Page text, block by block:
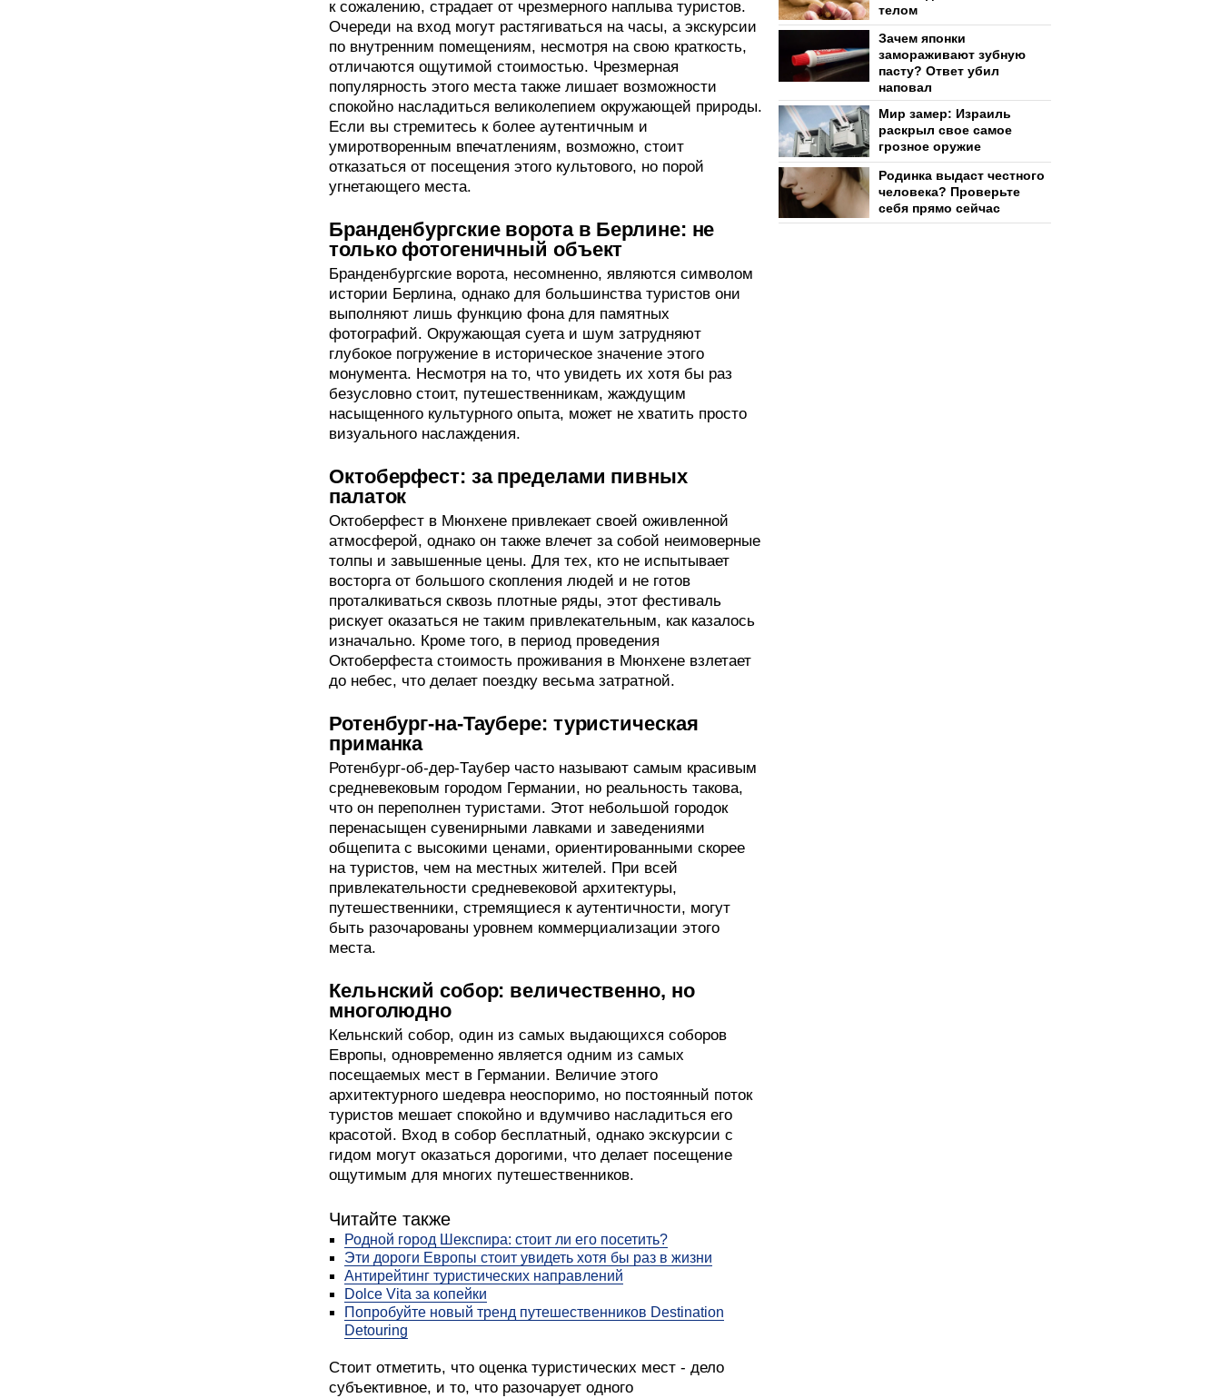
к сожалению, страдает от чрезмерного наплыва туристов.
Очереди на вход могут растягиваться на часы, а экскурсии
по внутренним помещениям, несмотря на свою краткость,
отличаются ощутимой стоимостью. Чрезмерная
популярность этого места также лишает возможности
спокойно насладиться великолепием окружающей природы.
Если вы стремитесь к более аутентичным и
умиротворенным впечатлениям, возможно, стоит
отказаться от посещения этого культового, но порой
угнетающего места.
Бранденбургские ворота в Берлине: не
только фотогеничный объект
Бранденбургские ворота, несомненно, являются символом
истории Берлина, однако для большинства туристов они
выполняют лишь функцию фона для памятных
фотографий. Окружающая суета и шум затрудняют
глубокое погружение в историческое значение этого
монумента. Несмотря на то, что увидеть их хотя бы раз
безусловно стоит, путешественникам, жаждущим
насыщенного культурного опыта, может не хватить просто
визуального наслаждения.
Октоберфест: за пределами пивных
палаток
Октоберфест в Мюнхене привлекает своей оживленной
атмосферой, однако он также влечет за собой неимоверные
толпы и завышенные цены. Для тех, кто не испытывает
восторга от большого скопления людей и не готов
проталкиваться сквозь плотные ряды, этот фестиваль
рискует оказаться не таким привлекательным, как казалось
изначально. Кроме того, в период проведения
Октоберфеста стоимость проживания в Мюнхене взлетает
до небес, что делает поездку весьма затратной.
Ротенбург-на-Таубере: туристическая
приманка
Ротенбург-об-дер-Таубер часто называют самым красивым
средневековым городом Германии, но реальность такова,
что он переполнен туристами. Этот небольшой городок
перенасыщен сувенирными лавками и заведениями
общепита с высокими ценами, ориентированными скорее
на туристов, чем на местных жителей. При всей
привлекательности средневековой архитектуры,
путешественники, стремящиеся к аутентичности, могут
быть разочарованы уровнем коммерциализации этого
места.
Кельнский собор: величественно, но
многолюдно
Кельнский собор, один из самых выдающихся соборов
Европы, одновременно является одним из самых
посещаемых мест в Германии. Величие этого
архитектурного шедевра неоспоримо, но постоянный поток
туристов мешает спокойно и вдумчиво насладиться его
красотой. Вход в собор бесплатный, однако экскурсии с
гидом могут оказаться дорогими, что делает посещение
ощутимым для многих путешественников.
Читайте также
Родной город Шекспира: стоит ли его посетить?
Эти дороги Европы стоит увидеть хотя бы раз в жизни
Антирейтинг туристических направлений
Dolce Vita за копейки
Попробуйте новый тренд путешественников Destination
Detouring
Стоит отметить, что оценка туристических мест - дело
субъективное, и то, что разочарует одного